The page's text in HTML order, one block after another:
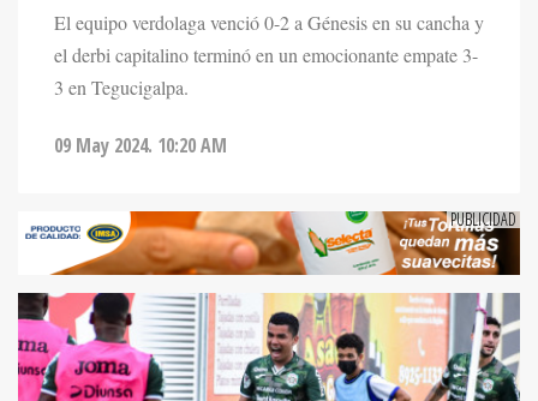
El equipo verdolaga venció 0-2 a Génesis en su cancha y
el derbi capitalino terminó en un emocionante empate 3-
3 en Tegucigalpa.
09 May 2024. 10:20 AM